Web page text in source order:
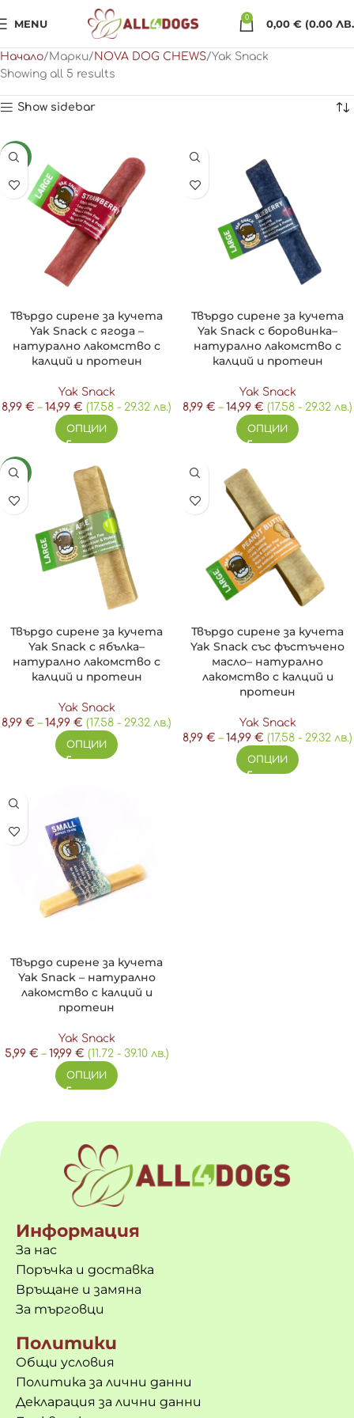
MENU 0 0,00 € (0.00
Начало Марки NOVA DOG CHEWS Yak Snack
Showing all 5 results
Show sidebar
NEW
Твърдо сирене за кучета
Yak Snack с ягода –
натурално лакомство с
калций и протеин
Yak Snack
8,99 € – 14,99 € (17.58 - 29.32 лв.)
ОПЦИИ
Твърдо сирене за кучета
Yak Snack с боровинка–
натурално лакомство с
калций и протеин
Yak Snack
8,99 € – 14,99 € (17.58 - 29.32 лв.)
ОПЦИИ
NEW
Твърдо сирене за кучета
Yak Snack с ябълка–
натурално лакомство с
калций и протеин
Yak Snack
8,99 € – 14,99 € (17.58 - 29.32 лв.)
ОПЦИИ
Твърдо сирене за кучета
Yak Snack със фъстъчено
масло– натурално
лакомство с калций и
протеин
Yak Snack
8,99 € – 14,99 € (17.58 - 29.32 лв.)
ОПЦИИ
Твърдо сирене за кучета
Yak Snack – натурално
лакомство с калций и
протеин
Yak Snack
5,99 € – 19,99 € (11.72 - 39.10 лв.)
ОПЦИИ
Информация
За нас
Поръчка и доставка
Връщане и замяна
За търговци
Политики
Общи условия
Политика за лични данни
Декларация за лични данни